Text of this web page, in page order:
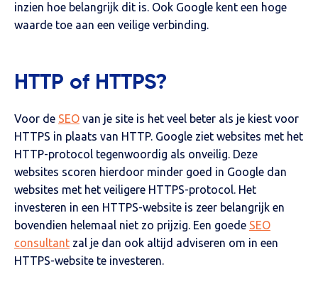
inzien hoe belangrijk dit is. Ook Google kent een hoge
waarde toe aan een veilige verbinding.
HTTP of HTTPS?
Voor de SEO van je site is het veel beter als je kiest voor
HTTPS in plaats van HTTP. Google ziet websites met het
HTTP-protocol tegenwoordig als onveilig. Deze
websites scoren hierdoor minder goed in Google dan
websites met het veiligere HTTPS-protocol. Het
investeren in een HTTPS-website is zeer belangrijk en
bovendien helemaal niet zo prijzig. Een goede SEO
consultant zal je dan ook altijd adviseren om in een
HTTPS-website te investeren.